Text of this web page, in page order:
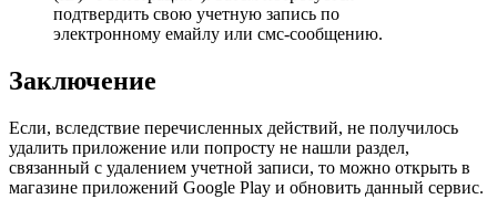
подтвердить свою учетную запись по
электронному емайлу или смс-сообщению.
Заключение
Если, вследствие перечисленных действий, не получилось
удалить приложение или попросту не нашли раздел,
связанный с удалением учетной записи, то можно открыть в
магазине приложений Google Play и обновить данный сервис.